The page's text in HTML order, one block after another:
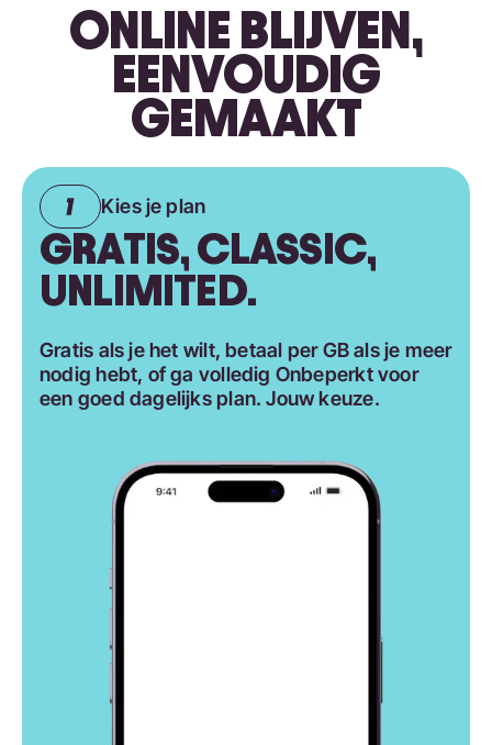
ONLINE BLIJVEN,
EENVOUDIG
GEMAAKT
Kies je plan
GRATIS, CLASSIC,
UNLIMITED.
Gratis als je het wilt, betaal per GB als je meer
nodig hebt, of ga volledig Onbeperkt voor
een goed dagelijks plan. Jouw keuze.